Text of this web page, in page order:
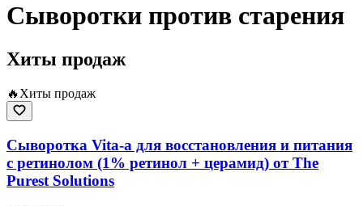
Сыворотки против старения
Хиты продаж
🔥 Хиты продаж
Сыворотка Vita-a для восстановления и питания
с ретинолом (1% ретинол + церамид) от The
Purest Solutions